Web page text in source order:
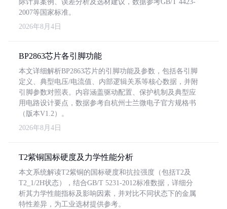
际计算案例、误差分析及选材建议，数据参考GB/T 4423-
2007等国家标准。
2026年8月4日
BP2863芯片各引脚功能
本文详细解析BP2863芯片的引脚功能及参数，包括各引脚
定义、典型电压/电流值、内部逻辑关系等核心数据，并附
引脚参数对照表。内容涵盖驱动配置、保护机制及典型应
用电路设计要点，数据参考自杭州士兰微电子官方规格书
（版本V1.2）。
2026年8月4日
T2紫铜国标硬度及力学性能分析
本文系统解读T2紫铜的国标硬度和抗拉强度（包括T2及
T2_1/2H状态），结合GB/T 5231-2012标准数据，详细分
析其力学性能指标及影响因素，并对比不同状态下的金属
特性差异，为工业选材提供参考。